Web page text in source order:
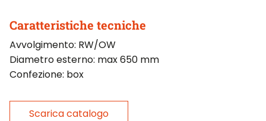
Caratteristiche tecniche
Avvolgimento: RW/OW
Diametro esterno: max 650 mm
Confezione: box
Scarica catalogo